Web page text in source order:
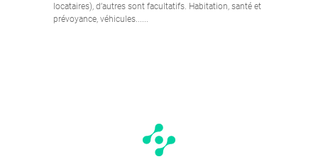
locataires), d’autres sont facultatifs. Habitation, santé et
prévoyance, véhicules......